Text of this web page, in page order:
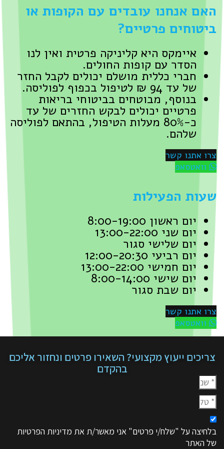
האם אנחנו עובדים עם הקופות או
ביטוחים פרטיים?
איימקס היא קליניקה פרטית ואין לנו
הסדר עם קופות החולים.
חברי כללית מושלם יכולים לקבל החזר
של עד 94 ₪ לטיפול בכפוף לפוליסה.
בנוסף, מבוטחים בביטוחי בריאות
פרטיים יכולים לבקש החזרים של עד
כ-80% מעלות הטיפול, בהתאם לפוליסה
שלהם.
צרו אתנו קשר
וואטסאפ
שעות הפעילות
יום ראשון 8:00-19:00
יום שני 13:00-22:00
יום שלישי סגור
יום רביעי 12:00-20:30
יום חמישי 13:00-22:00
יום שישי 8:00-14:00
יום שבת סגור
צרו אתנו קשר
וואטסאפ
צריכים ייעוץ מקצועי? השאירו פרטים ונחזור אליכם
בהקדם
בלחיצה על "שלח/י פרטים" אני מאשר/ת את מדיניות הפרטיות
של האתר